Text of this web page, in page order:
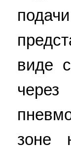
виде
зоне